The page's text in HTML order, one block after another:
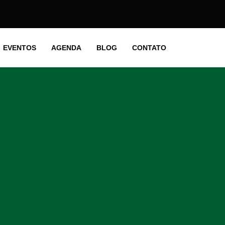
EVENTOS AGENDA BLOG CONTATO